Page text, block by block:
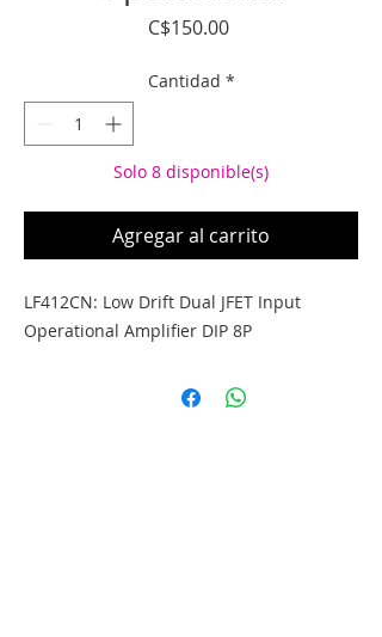
C$150.00Precio
Cantidad *
Solo 8 disponible(s)
Agregar al carrito
LF412CN: Low Drift Dual JFET Input
Operational Amplifier DIP 8P